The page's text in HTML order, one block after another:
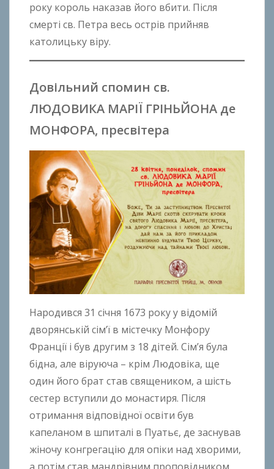
h
o
року король наказав його вбити. Після
смерті св. Петра весь острів прийняв
католицьку віру.
Довільний спомин св.
ЛЮДОВИКА МАРІЇ ГРІНЬЙОНА де
МОНФОРА, пресвітера
Народився 31 січня 1673 року у відомій
дворянській сім’ї в містечку Монфору
Франції і був другим з 18 дітей. Сім’я була
бідна, але віруюча – крім Людовіка, ще
один його брат став священиком, а шість
сестер вступили до монастиря. Після
отримання відповідної освіти був
капеланом в шпиталі в Пуатьє, де заснував
жіночу конгрегацію для опіки над хворими,